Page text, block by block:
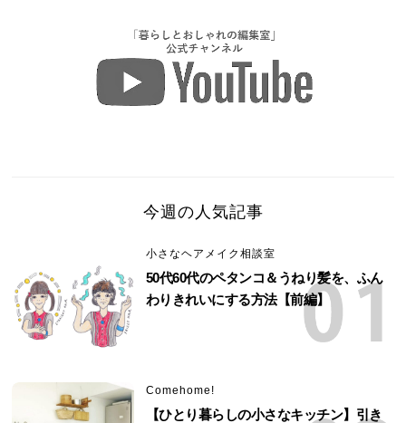
今週の人気記事
小さなヘアメイク相談室
50代60代のペタンコ＆うねり髪を、ふん
わりきれいにする方法【前編】
Comehome!
【ひとり暮らしの小さなキッチン】引き